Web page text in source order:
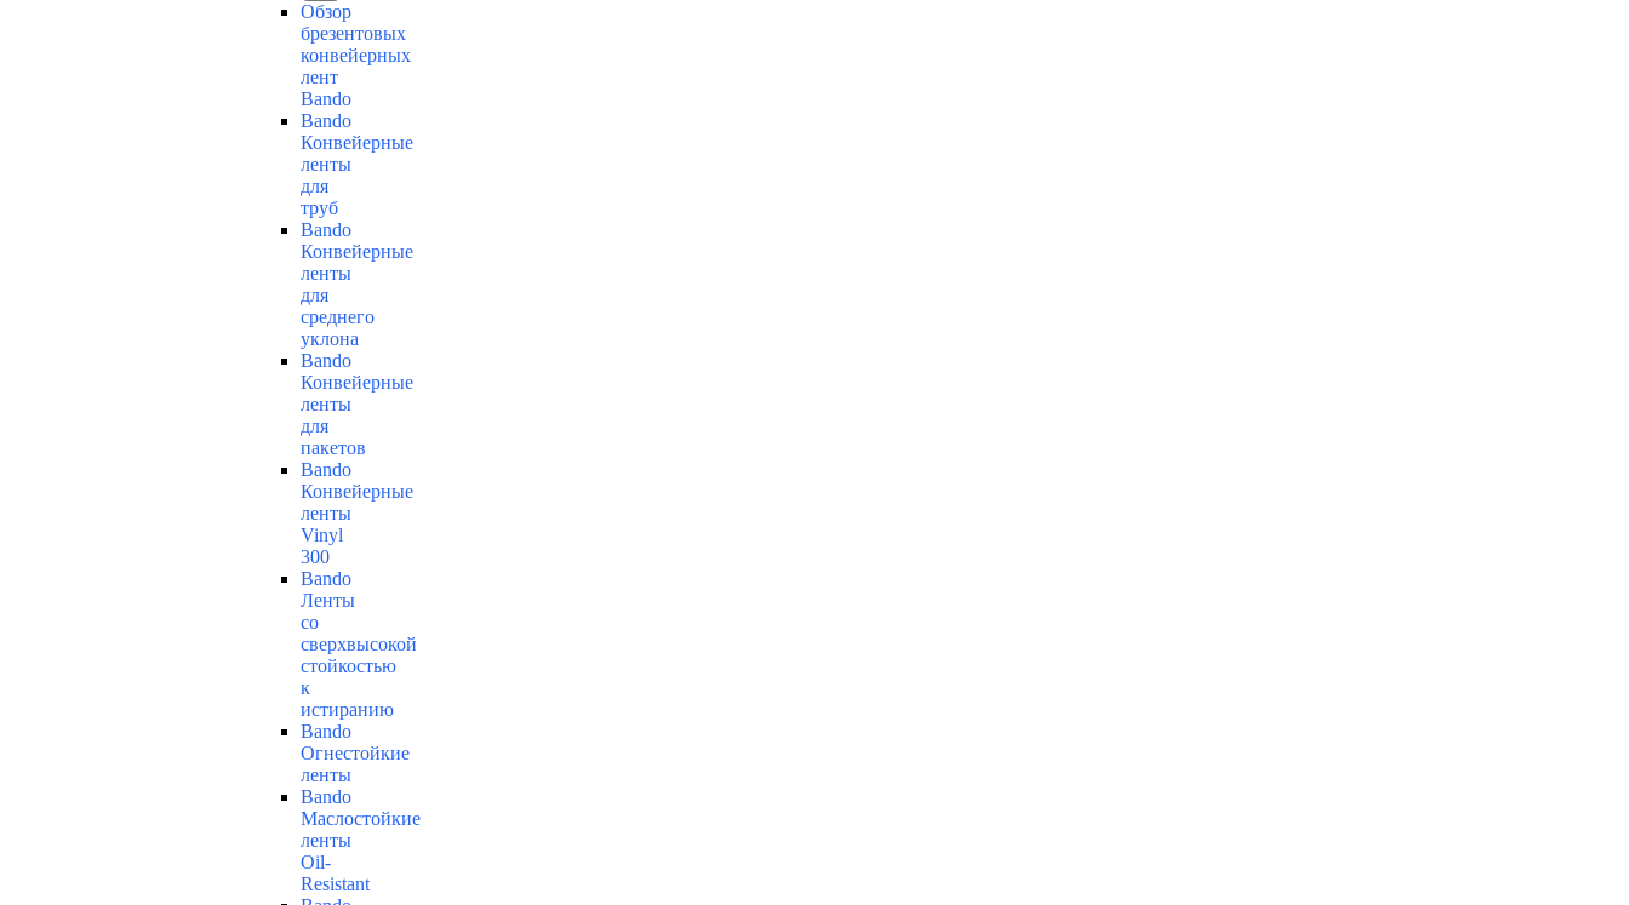
Обзор
брезентовых
конвейерных
лент
Bando
Bando
Конвейерные
ленты
для
труб
Bando
Конвейерные
ленты
для
среднего
уклона
Bando
Конвейерные
ленты
для
пакетов
Bando
Конвейерные
ленты
Vinyl
300
Bando
Ленты
со
сверхвысокой
стойкостью
к
истиранию
Bando
Огнестойкие
ленты
Bando
Маслостойкие
ленты
Oil-
Resistant